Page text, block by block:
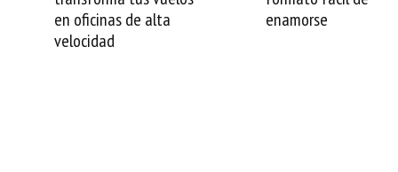
enamorse
mundo